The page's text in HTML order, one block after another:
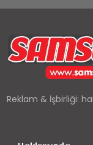
Reklam & İşbirliği: